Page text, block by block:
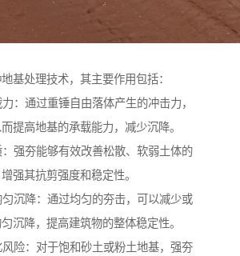
基处理技术，其主要作用包括：
：通过重锤自由落体产生的冲击力，
提高地基的承载能力，减少沉降。
强夯能够有效改善松散、软弱土体的
强其抗剪强度和稳定性。
沉降：通过均匀的夯击，可以减少或
沉降，提高建筑物的整体稳定性。
险：对于饱和砂土或粉土地基，强夯